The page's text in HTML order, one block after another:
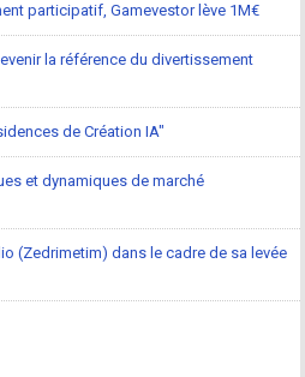
participatif, Gamevestor lève 1M€
la référence du divertissement
de Création IA"
et dynamiques de marché
(Zedrimetim) dans le cadre de sa levée